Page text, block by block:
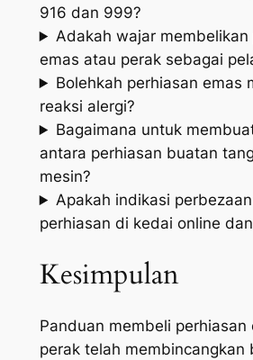
916 dan 999?
Adakah wajar membelikan
emas atau perak sebagai
Bolehkah perhiasan emas
reaksi alergi?
Bagaimana untuk
antara perhiasan buatan
mesin?
Apakah indikasi
perhiasan di kedai online
Kesimpulan
Panduan membeli perhiasan
perak telah membincangkan